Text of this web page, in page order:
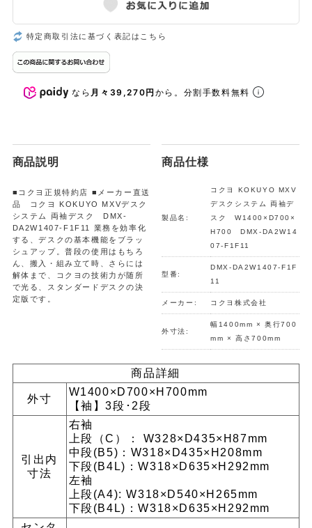
特定商取引法に基づく表記はこちら
なら 月々39,270円から。分割手数料無料
商品説明
■コクヨ正規特約店 ■メーカー直送
品 コクヨ KOKUYO MXVデスク
システム 両袖デスク DMX-
DA2W1407-F1F11 業務を効率化
する、デスクの基本機能をブラッ
シュアップ。普段の使用はもちろ
ん、搬入・組み立て時、さらには
解体まで、コクヨの技術力が随所
で光る、スタンダードデスクの決
定版です。
商品仕様
製品名:
コクヨ KOKUYO MXV
デスクシステム 両袖デ
スク W1400×D700×
H700 DMX-DA2W14
07-F1F11
型番:
DMX-DA2W1407-F1F
11
メーカー: コクヨ株式会社
外寸法:
幅1400mm × 奥行700
mm × 高さ700mm
商品詳細
外寸
W1400×D700×H700mm
【袖】3段･2段
引出内
寸法
右袖
上段（C）： W328×D435×H87mm
中段(B5)：W318×D435×H208mm
下段(B4L)：W318×D635×H292mm
左袖
上段(A4): W318×D540×H265mm
下段(B4L)：W318×D635×H292mm